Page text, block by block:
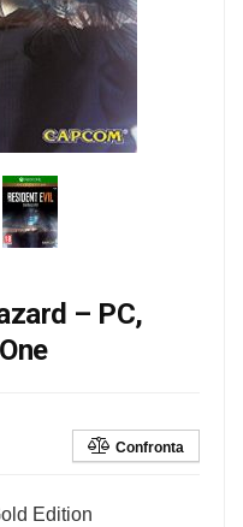
– PC,
Confronta
Edition